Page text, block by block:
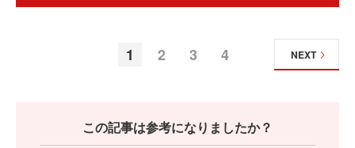
1 2 3 4 NEXT
この記事は参考になりましたか？